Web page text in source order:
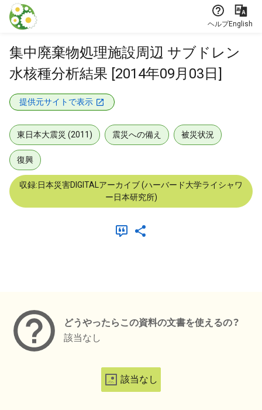
本文に飛ぶ
ヘルプEnglish
集中廃棄物処理施設周辺 サブドレン
水核種分析結果 [2014年09月03日]
提供元サイトで表示
東日本大震災 (2011) 震災への備え 被災状況
復興
収録:日本災害DIGITALアーカイブ (ハーバード大学ライシャワ
ー日本研究所)
どうやったらこの資料の文書を使えるの？
該当なし
該当なし